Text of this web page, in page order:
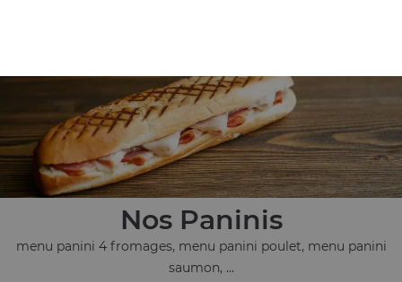
Nos Paninis
menu panini 4 fromages, menu panini poulet, menu panini
saumon, ...